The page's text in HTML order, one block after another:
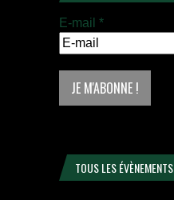
E-mail *
TOUS LES ÉVÈNEMENTS